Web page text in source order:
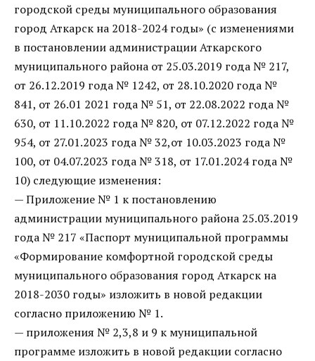
городской среды муниципального образования
город Аткарск на 2018-2024 годы» (с изменениями
в постановлении администрации Аткарского
муниципального района от 25.03.2019 года № 217,
от 26.12.2019 года № 1242, от 28.10.2020 года №
841, от 26.01 2021 года № 51, от 22.08.2022 года №
630, от 11.10.2022 года № 820, от 07.12.2022 года №
954, от 27.01.2023 года № 32,от 10.03.2023 года №
100, от 04.07.2023 года № 318, от 17.01.2024 года №
10) следующие изменения:
— Приложение № 1 к постановлению
администрации муниципального района 25.03.2019
года № 217 «Паспорт муниципальной программы
«Формирование комфортной городской среды
муниципального образования город Аткарск на
2018-2030 годы» изложить в новой редакции
согласно приложению № 1.
— приложения № 2,3,8 и 9 к муниципальной
программе изложить в новой редакции согласно